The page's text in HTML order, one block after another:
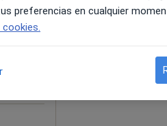
preferencias en cualquier